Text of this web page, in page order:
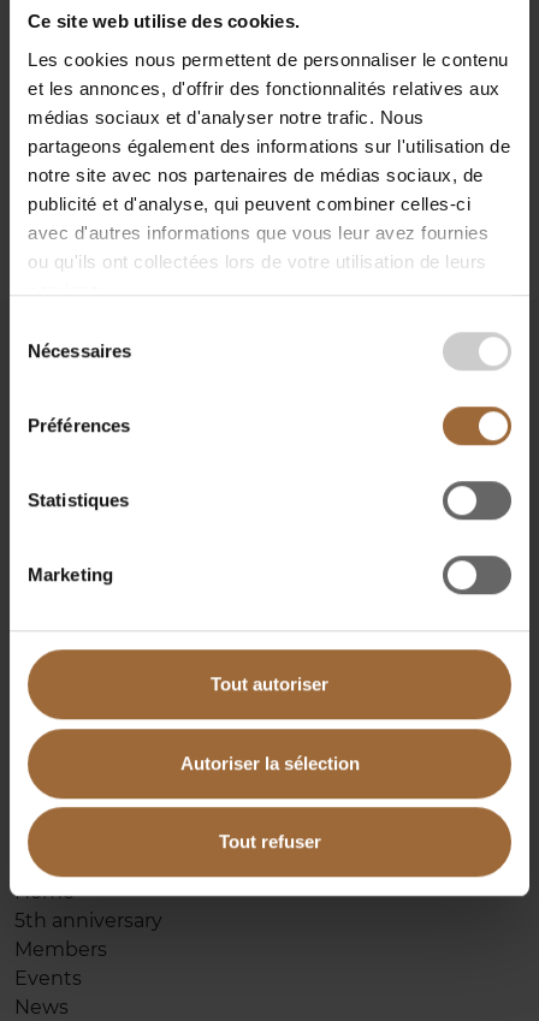
Ce site web utilise des cookies.
Les cookies nous permettent de personnaliser le contenu
et les annonces, d'offrir des fonctionnalités relatives aux
médias sociaux et d'analyser notre trafic. Nous
partageons également des informations sur l'utilisation de
notre site avec nos partenaires de médias sociaux, de
publicité et d'analyse, qui peuvent combiner celles-ci
avec d'autres informations que vous leur avez fournies
ou qu'ils ont collectées lors de votre utilisation de leurs
services.
Nécessaires
Préférences
Statistiques
Marketing
Tout autoriser
Autoriser la sélection
Tout refuser
- Government efficiency also improves, ranking 13th
- Luxembourg remains #1 globally for GDP per capita.
According to the Luxembourg Chamber of
Commerce, Luxembourg is among the few
European economies to have improved its position
in this year’s ranking.
1000 Bruxelles
Tél.:
20
E-mail:
Pages
Home
5th anniversary
Members
Events
News